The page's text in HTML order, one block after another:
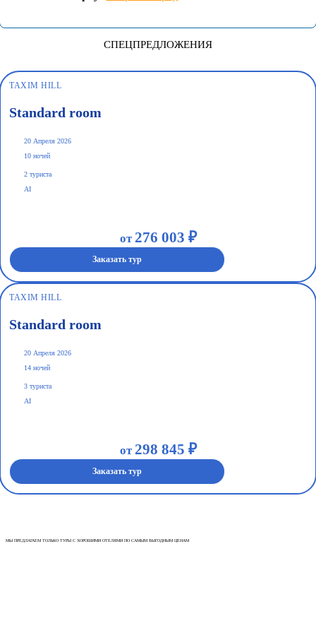
СПЕЦПРЕДЛОЖЕНИЯ
TAXIM HILL
Standard room
20 Апреля 2026
10 ночей
2 туриста
AI
от276 003 ₽
Заказать тур
TAXIM HILL
Standard room
20 Апреля 2026
14 ночей
3 туриста
AI
от298 845 ₽
Заказать тур
МЫ ПРЕДЛАГАЕМ ТОЛЬКО ТУРЫ С ХОРОШИМИ ОТЕЛЯМИ ПО САМЫМ ВЫГОДНЫМ ЦЕНАМ